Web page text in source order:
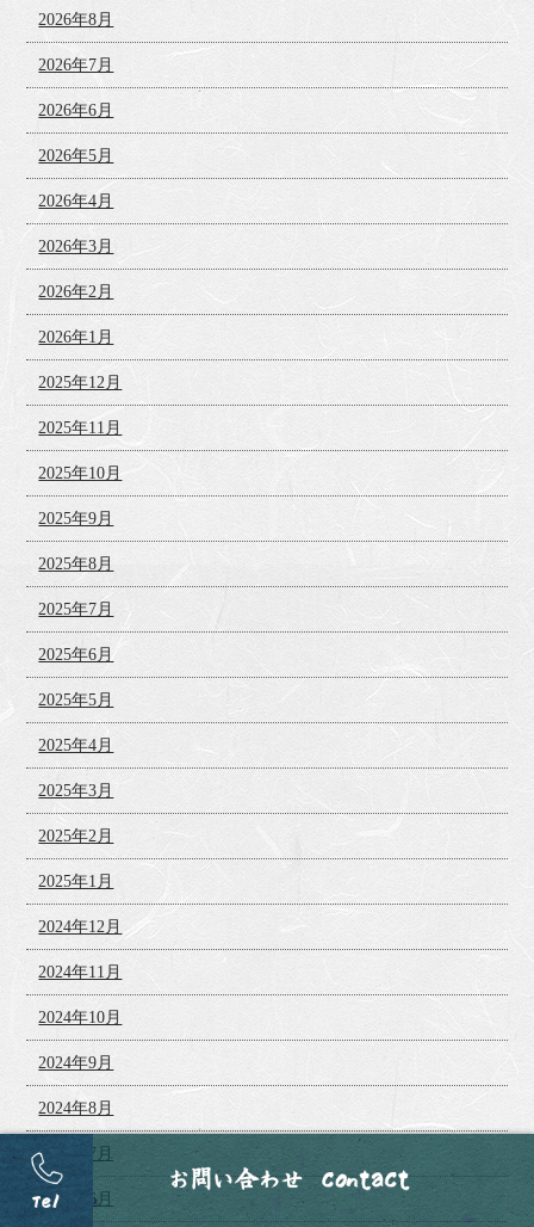
2026年8月
2026年7月
2026年6月
2026年5月
2026年4月
2026年3月
2026年2月
2026年1月
2025年12月
2025年11月
2025年10月
2025年9月
2025年8月
2025年7月
2025年6月
2025年5月
2025年4月
2025年3月
2025年2月
2025年1月
2024年12月
2024年11月
2024年10月
2024年9月
2024年8月
2024年7月
2024年6月